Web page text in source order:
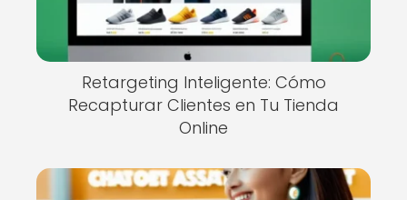
Retargeting Inteligente: Cómo
Recapturar Clientes en Tu Tienda
Online